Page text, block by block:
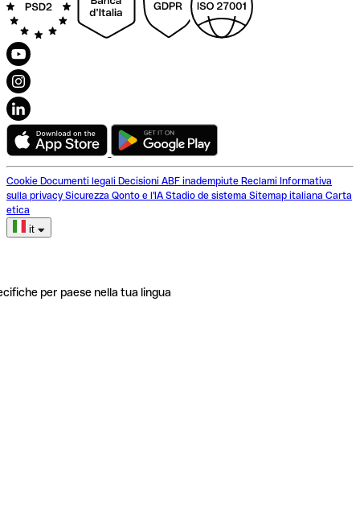
Cookie Documenti legali Decisioni ABF inadempiute Reclami Informativa
sulla privacy Sicurezza Qonto e l'IA Stadio de sistema Sitemap italiana Carta
etica
it
per paese nella tua lingua